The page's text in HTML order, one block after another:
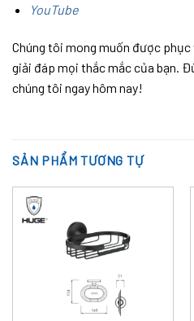
YouTube
Chúng tôi mong muốn được
giải đáp mọi thắc mắc của bạn.
chúng tôi ngay hôm nay!
SẢN PHẨM TƯƠNG TỰ